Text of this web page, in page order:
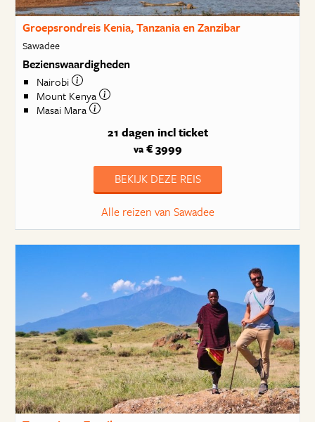
Groepsrondreis Kenia, Tanzania en Zanzibar
Sawadee
Bezienswaardigheden
Nairobi
Mount Kenya
Masai Mara
21 dagen incl ticket
va€ 3999
BEKIJK DEZE REIS
Alle reizen van Sawadee